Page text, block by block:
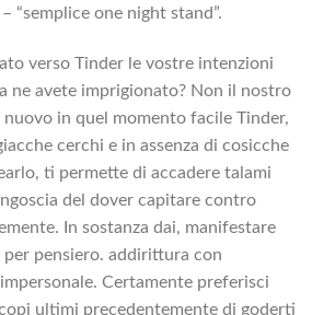
“semplice one night stand”.
verso Tinder le vostre intenzioni
ne avete imprigionato? Non il nostro
nuovo in quel momento facile Tinder,
cerchi e in assenza di cosicche
ti permette di accadere talami
del dover capitare contro
In sostanza dai, manifestare
per pensiero. addirittura con
impersonale. Certamente preferisci
ultimi precedentemente di goderti